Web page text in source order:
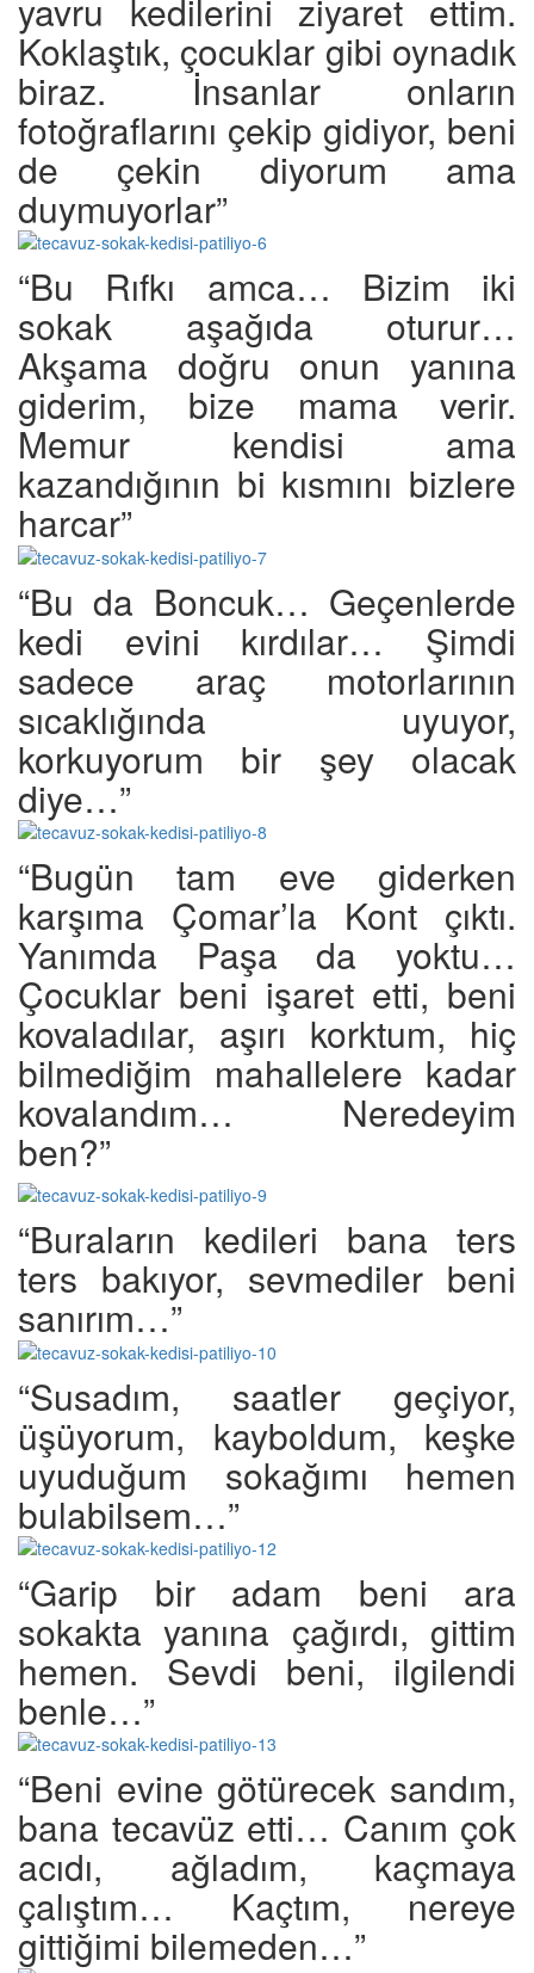
yavru kedilerini ziyaret ettim.
Koklaştık, çocuklar gibi oynadık
biraz. İnsanlar onların
fotoğraflarını çekip gidiyor, beni
de çekin diyorum ama
duymuyorlar”
“Bu Rıfkı amca… Bizim iki
sokak aşağıda oturur…
Akşama doğru onun yanına
giderim, bize mama verir.
Memur kendisi ama
kazandığının bi kısmını bizlere
harcar”
“Bu da Boncuk… Geçenlerde
kedi evini kırdılar… Şimdi
sadece araç motorlarının
sıcaklığında uyuyor,
korkuyorum bir şey olacak
diye…”
“Bugün tam eve giderken
karşıma Çomar’la Kont çıktı.
Yanımda Paşa da yoktu…
Çocuklar beni işaret etti, beni
kovaladılar, aşırı korktum, hiç
bilmediğim mahallelere kadar
kovalandım… Neredeyim
ben?”
“Buraların kedileri bana ters
ters bakıyor, sevmediler beni
sanırım…”
“Susadım, saatler geçiyor,
üşüyorum, kayboldum, keşke
uyuduğum sokağımı hemen
bulabilsem…”
“Garip bir adam beni ara
sokakta yanına çağırdı, gittim
hemen. Sevdi beni, ilgilendi
benle…”
“Beni evine götürecek sandım,
bana tecavüz etti… Canım çok
acıdı, ağladım, kaçmaya
çalıştım… Kaçtım, nereye
gittiğimi bilemeden…”